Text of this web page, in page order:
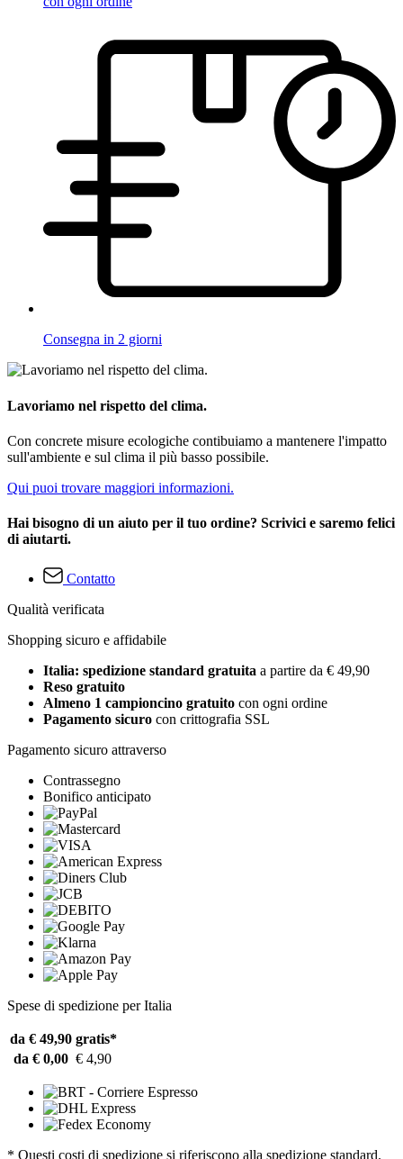
Consegna in 2 giorni
Lavoriamo nel rispetto del clima.
Con concrete misure ecologiche contibuiamo a mantenere l'impatto
sull'ambiente e sul clima il più basso possibile.
Qui puoi trovare maggiori informazioni.
Hai bisogno di un aiuto per il tuo ordine? Scrivici e saremo felici
di aiutarti.
Contatto
Qualità verificata
Shopping sicuro e affidabile
Italia: spedizione standard gratuita a partire da € 49,90
Reso gratuito
Almeno 1 campioncino gratuito con ogni ordine
Pagamento sicuro con crittografia SSL
Pagamento sicuro attraverso
Contrassegno
Bonifico anticipato
Spese di spedizione per Italia
da € 49,90 gratis*
da € 0,00 € 4,90
* Questi costi di spedizione si riferiscono alla spedizione standard.